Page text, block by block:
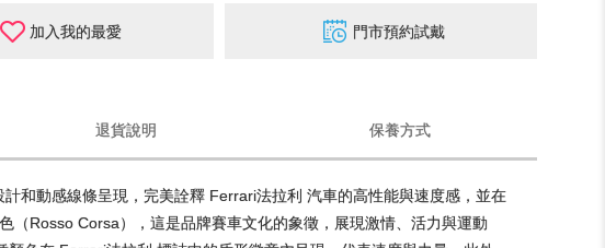
加入我的最愛 門市預約試戴
退貨說明 保養方式
和動感線條呈現，完美詮釋 Ferrari法拉利 汽車的高性能與速度感，並在
Rosso Corsa），這是品牌賽車文化的象徵，展現激情、活力與運動